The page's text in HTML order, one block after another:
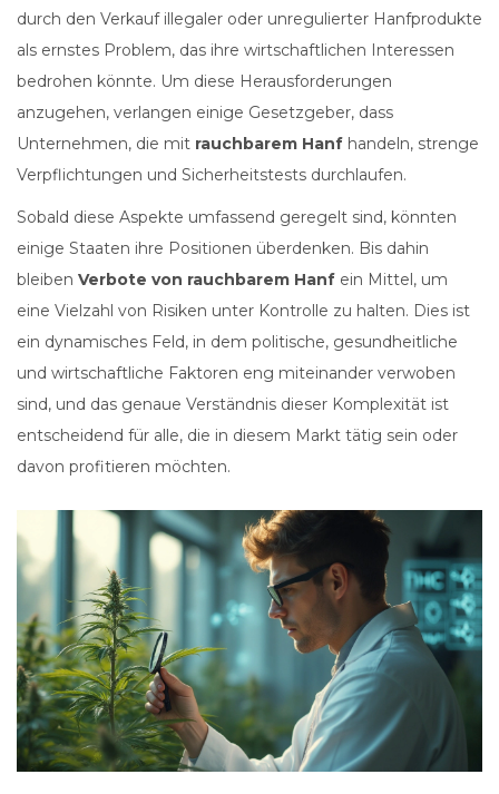
durch den Verkauf illegaler oder unregulierter Hanfprodukte
als ernstes Problem, das ihre wirtschaftlichen Interessen
bedrohen könnte. Um diese Herausforderungen
anzugehen, verlangen einige Gesetzgeber, dass
Unternehmen, die mit rauchbarem Hanf handeln, strenge
Verpflichtungen und Sicherheitstests durchlaufen.
Sobald diese Aspekte umfassend geregelt sind, könnten
einige Staaten ihre Positionen überdenken. Bis dahin
bleiben Verbote von rauchbarem Hanf ein Mittel, um
eine Vielzahl von Risiken unter Kontrolle zu halten. Dies ist
ein dynamisches Feld, in dem politische, gesundheitliche
und wirtschaftliche Faktoren eng miteinander verwoben
sind, und das genaue Verständnis dieser Komplexität ist
entscheidend für alle, die in diesem Markt tätig sein oder
davon profitieren möchten.